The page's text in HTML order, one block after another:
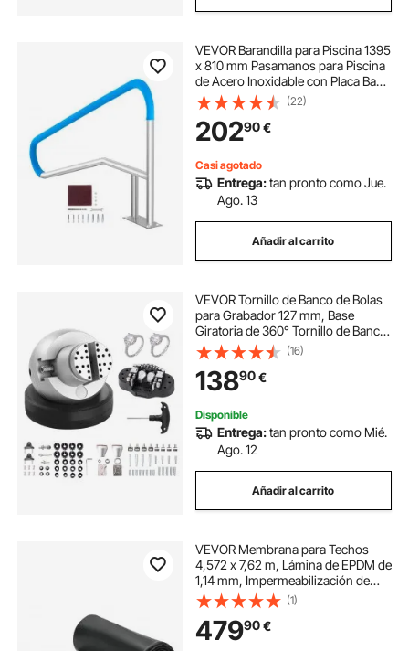
VEVOR Barandilla para Piscina 1395
x 810 mm Pasamanos para Piscina
de Acero Inoxidable con Placa Base
Barra de Seguridad Inoxidable para
Piscinas, Interiores, Exteriores,
Terrazas, Spas
(22)
20290€
Casi agotado
Entrega:tan pronto como Jue.
Ago. 13
Añadir al carrito
VEVOR Tornillo de Banco de Bolas
para Grabador 127 mm, Base
Giratoria de 360° Tornillo de Banco,
Mandíbula Ajustable con 69
Accesorios, Herramienta de Ajuste
de Grabado para Joyería de
Precisión
(16)
13890€
Disponible
Entrega:tan pronto como Mié.
Ago. 12
Añadir al carrito
VEVOR Membrana para Techos
4,572 x 7,62 m, Lámina de EPDM de
1,14 mm, Impermeabilización de
Cocheras, Duradera y Resistente a
la Intemperie, Base para
Autocaravanas, Techos y
Estanques, Negro
(1)
47990€